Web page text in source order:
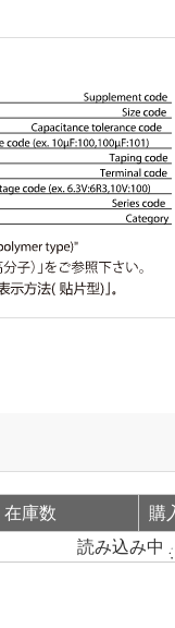
在庫数
購
読み込み中